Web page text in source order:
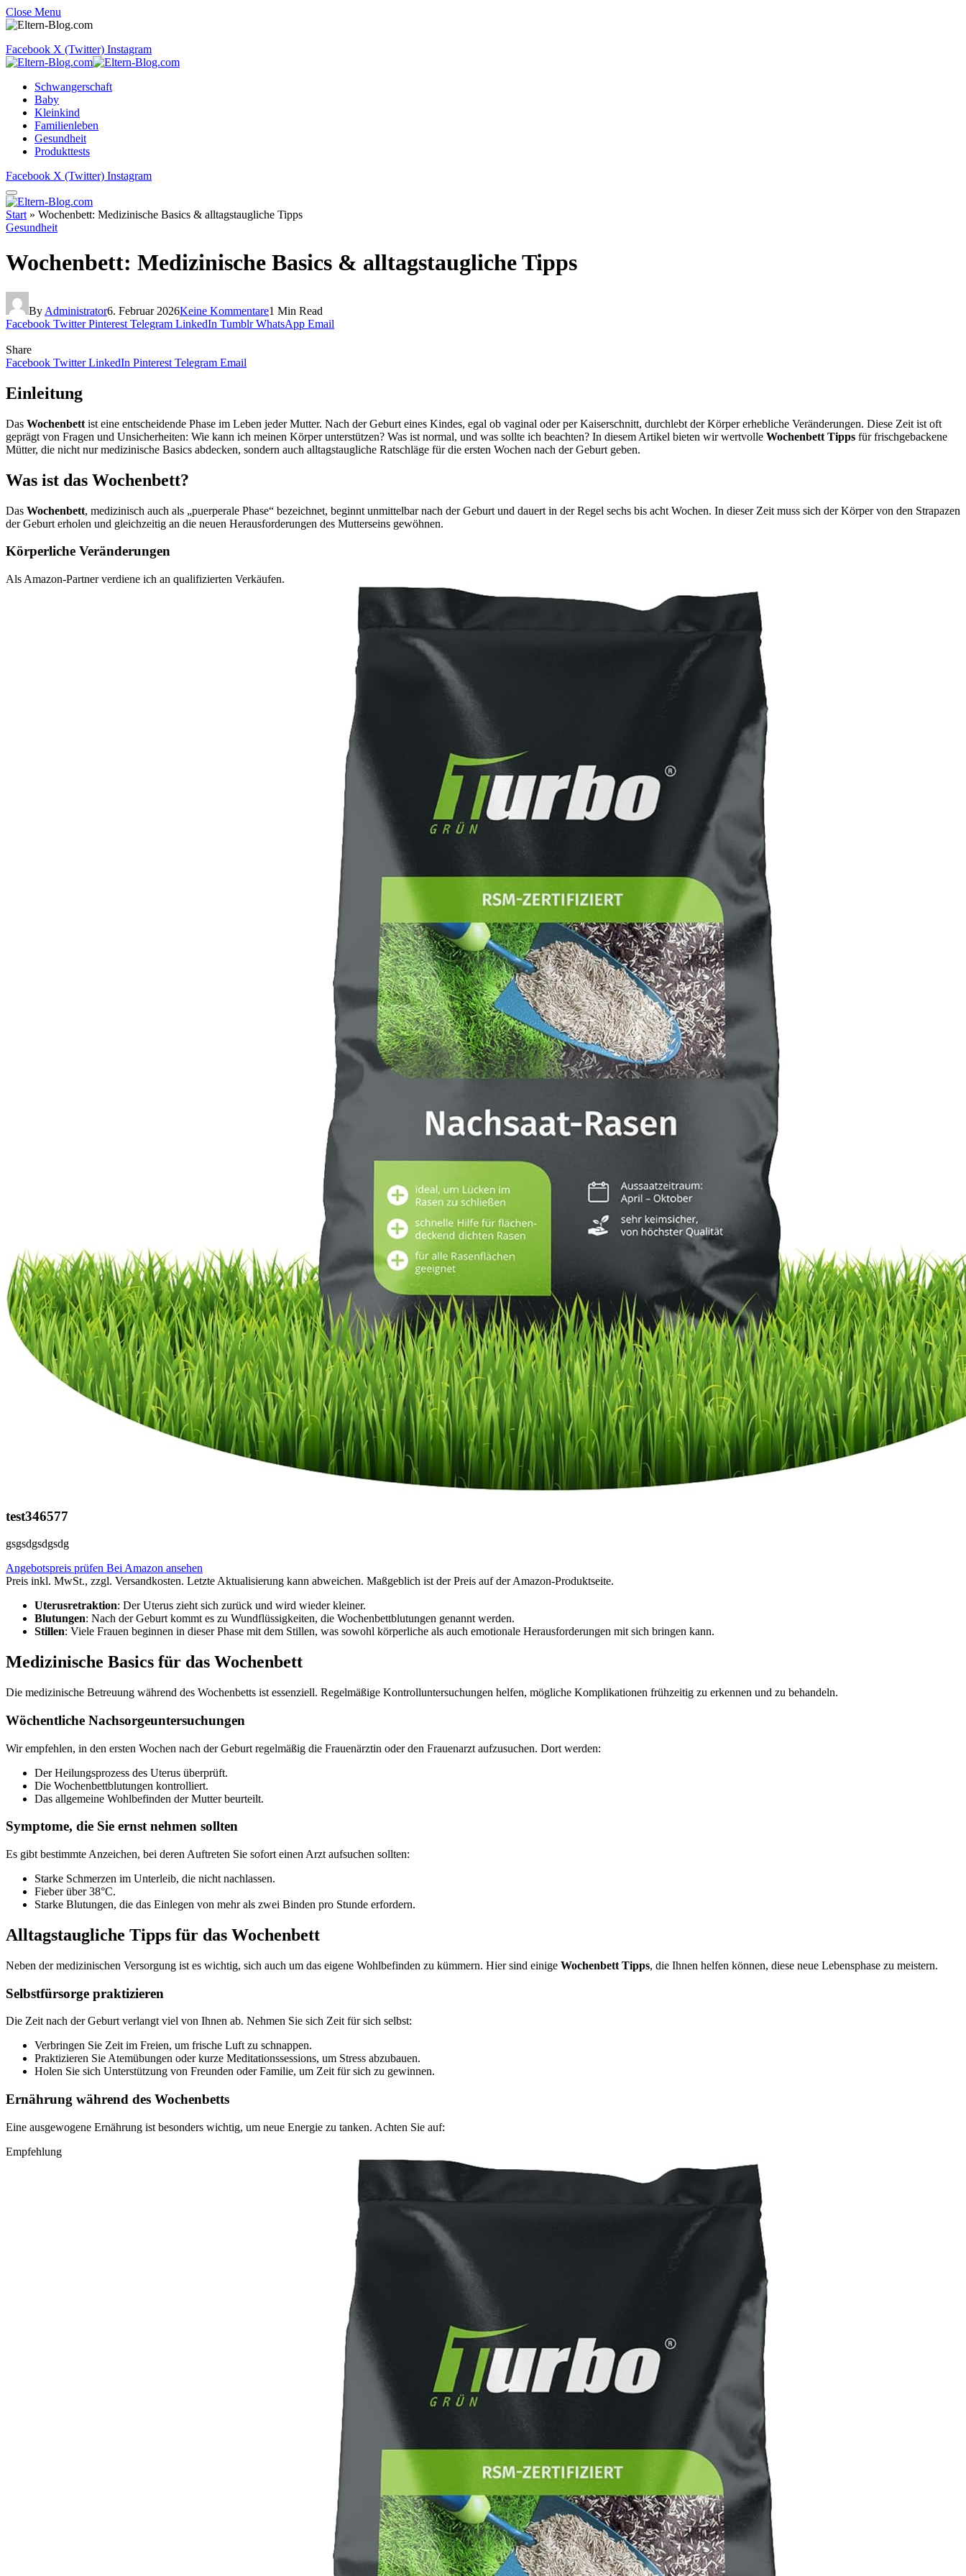
Close Menu
Facebook X (Twitter) Instagram
Schwangerschaft
Baby
Kleinkind
Familienleben
Gesundheit
Produkttests
Facebook X (Twitter) Instagram
Start » Wochenbett: Medizinische Basics & alltagstaugliche Tipps
Gesundheit
Wochenbett: Medizinische Basics & alltagstaugliche Tipps
By Administrator6. Februar 2026Keine Kommentare1 Min Read
Facebook Twitter Pinterest Telegram LinkedIn Tumblr WhatsApp Email
Share
Facebook Twitter LinkedIn Pinterest Telegram Email
Einleitung
Das Wochenbett ist eine entscheidende Phase im Leben jeder Mutter. Nach der Geburt eines Kindes, egal ob vaginal oder per Kaiserschnitt, durchlebt der Körper erhebliche Veränderungen. Diese Zeit ist oft
geprägt von Fragen und Unsicherheiten: Wie kann ich meinen Körper unterstützen? Was ist normal, und was sollte ich beachten? In diesem Artikel bieten wir wertvolle Wochenbett Tipps für frischgebackene
Mütter, die nicht nur medizinische Basics abdecken, sondern auch alltagstaugliche Ratschläge für die ersten Wochen nach der Geburt geben.
Was ist das Wochenbett?
Das Wochenbett, medizinisch auch als „puerperale Phase“ bezeichnet, beginnt unmittelbar nach der Geburt und dauert in der Regel sechs bis acht Wochen. In dieser Zeit muss sich der Körper von den Strapazen
der Geburt erholen und gleichzeitig an die neuen Herausforderungen des Mutterseins gewöhnen.
Körperliche Veränderungen
Als Amazon-Partner verdiene ich an qualifizierten Verkäufen.
test346577
gsgsdgsdgsdg
Angebotspreis prüfen Bei Amazon ansehen
Preis inkl. MwSt., zzgl. Versandkosten. Letzte Aktualisierung kann abweichen. Maßgeblich ist der Preis auf der Amazon-Produktseite.
Uterusretraktion: Der Uterus zieht sich zurück und wird wieder kleiner.
Blutungen: Nach der Geburt kommt es zu Wundflüssigkeiten, die Wochenbettblutungen genannt werden.
Stillen: Viele Frauen beginnen in dieser Phase mit dem Stillen, was sowohl körperliche als auch emotionale Herausforderungen mit sich bringen kann.
Medizinische Basics für das Wochenbett
Die medizinische Betreuung während des Wochenbetts ist essenziell. Regelmäßige Kontrolluntersuchungen helfen, mögliche Komplikationen frühzeitig zu erkennen und zu behandeln.
Wöchentliche Nachsorgeuntersuchungen
Wir empfehlen, in den ersten Wochen nach der Geburt regelmäßig die Frauenärztin oder den Frauenarzt aufzusuchen. Dort werden:
Der Heilungsprozess des Uterus überprüft.
Die Wochenbettblutungen kontrolliert.
Das allgemeine Wohlbefinden der Mutter beurteilt.
Symptome, die Sie ernst nehmen sollten
Es gibt bestimmte Anzeichen, bei deren Auftreten Sie sofort einen Arzt aufsuchen sollten:
Starke Schmerzen im Unterleib, die nicht nachlassen.
Fieber über 38°C.
Starke Blutungen, die das Einlegen von mehr als zwei Binden pro Stunde erfordern.
Alltagstaugliche Tipps für das Wochenbett
Neben der medizinischen Versorgung ist es wichtig, sich auch um das eigene Wohlbefinden zu kümmern. Hier sind einige Wochenbett Tipps, die Ihnen helfen können, diese neue Lebensphase zu meistern.
Selbstfürsorge praktizieren
Die Zeit nach der Geburt verlangt viel von Ihnen ab. Nehmen Sie sich Zeit für sich selbst:
Verbringen Sie Zeit im Freien, um frische Luft zu schnappen.
Praktizieren Sie Atemübungen oder kurze Meditationssessions, um Stress abzubauen.
Holen Sie sich Unterstützung von Freunden oder Familie, um Zeit für sich zu gewinnen.
Ernährung während des Wochenbetts
Eine ausgewogene Ernährung ist besonders wichtig, um neue Energie zu tanken. Achten Sie auf:
Empfehlung